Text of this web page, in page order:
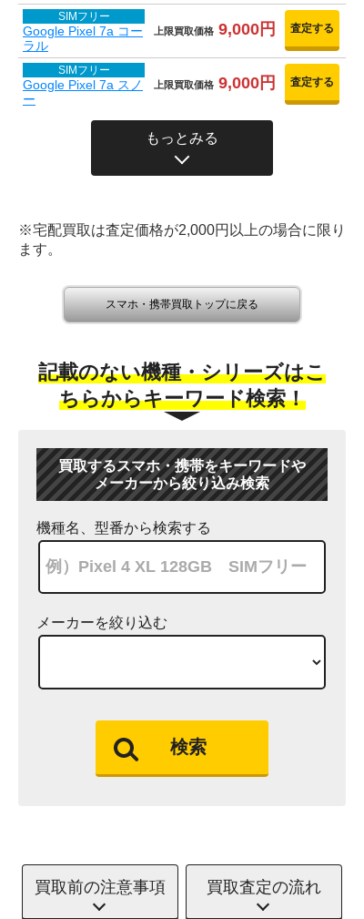
SIMフリー
Google Pixel 7a コー
ラル
上限買取価格 9,000円 査定する
SIMフリー
Google Pixel 7a スノ
ー
上限買取価格 9,000円 査定する
もっとみる
※宅配買取は査定価格が2,000円以上の場合に限り
ます。
スマホ・携帯買取トップに戻る
記載のない機種・シリーズはこ
ちらからキーワード検索！
買取するスマホ・携帯をキーワードや
メーカーから絞り込み検索
機種名、型番から検索する
メーカーを絞り込む
検索
買取前の注意事項 買取査定の流れ